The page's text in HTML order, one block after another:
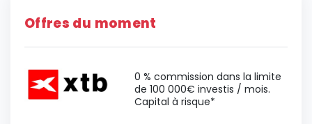
Offres du moment
0 % commission dans la limite
de 100 000€ investis / mois.
Capital à risque*